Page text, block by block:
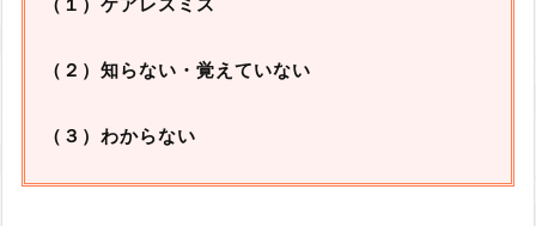
（２）知らない・覚えていない
（３）わからない